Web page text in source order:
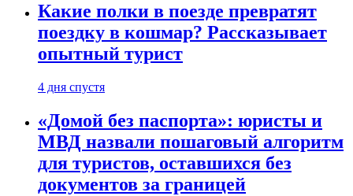
Какие полки в поезде превратят
поездку в кошмар? Рассказывает
опытный турист
4 дня спустя
«Домой без паспорта»: юристы и
МВД назвали пошаговый алгоритм
для туристов, оставшихся без
документов за границей